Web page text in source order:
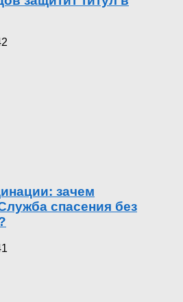
зачем
спасения без